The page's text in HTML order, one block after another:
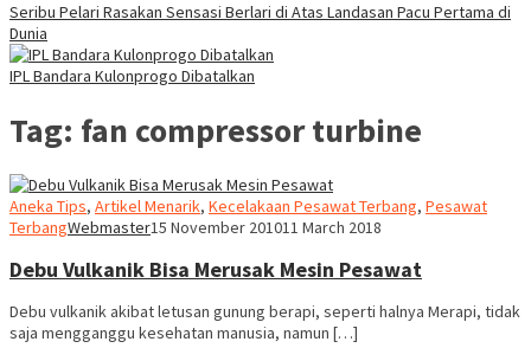
Seribu Pelari Rasakan Sensasi Berlari di Atas Landasan Pacu Pertama di
Dunia
IPL Bandara Kulonprogo Dibatalkan
Tag: fan compressor turbine
Aneka Tips, Artikel Menarik, Kecelakaan Pesawat Terbang, Pesawat
TerbangWebmaster15 November 201011 March 2018
Debu Vulkanik Bisa Merusak Mesin Pesawat
Debu vulkanik akibat letusan gunung berapi, seperti halnya Merapi, tidak
saja mengganggu kesehatan manusia, namun […]